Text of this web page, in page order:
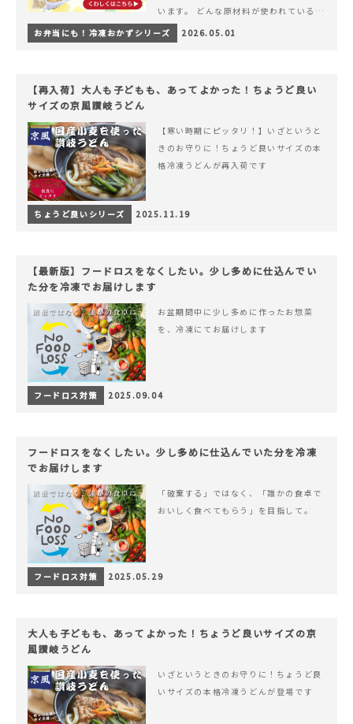
います。 どんな原材料が使われているの
か。 どのようにつくられているのか。&
hellip; 続きを読む 【6月10日（無添加
お弁当にも！冷凍おかずシリーズ 2026.05.01
【再入荷】大人も子どもも、あってよかった！ちょうど良い
サイズの京風讃岐うどん
【寒い時期にピッタリ！】いざというと
きのお守りに！ちょうど良いサイズの本
格冷凍うどんが再入荷です
ちょうど良いシリーズ 2025.11.19
【最新版】フードロスをなくしたい。少し多めに仕込んでい
た分を冷凍でお届けします
お盆期間中に少し多めに作ったお惣菜
を、冷凍にてお届けします
フードロス対策 2025.09.04
フードロスをなくしたい。少し多めに仕込んでいた分を冷凍
でお届けします
「破棄する」ではなく、「誰かの食卓で
おいしく食べてもらう」を目指して。
フードロス対策 2025.05.29
大人も子どもも、あってよかった！ちょうど良いサイズの京
風讃岐うどん
いざというときのお守りに！ちょうど良
いサイズの本格冷凍うどんが登場です